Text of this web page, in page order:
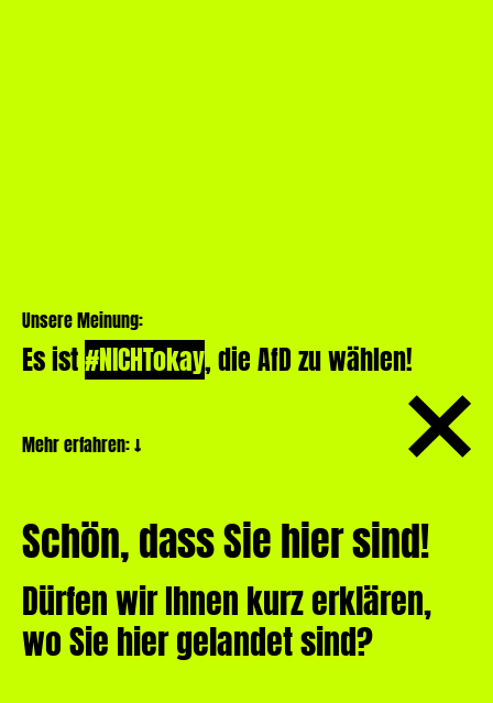
Unsere Meinung:
Es ist#NICHTokay, die AfD zu wählen!
Mehr erfahren:↓
Schön, dass Sie hier sind!
Dürfen wir Ihnen kurz erklären,
wo Sie hier gelandet sind?